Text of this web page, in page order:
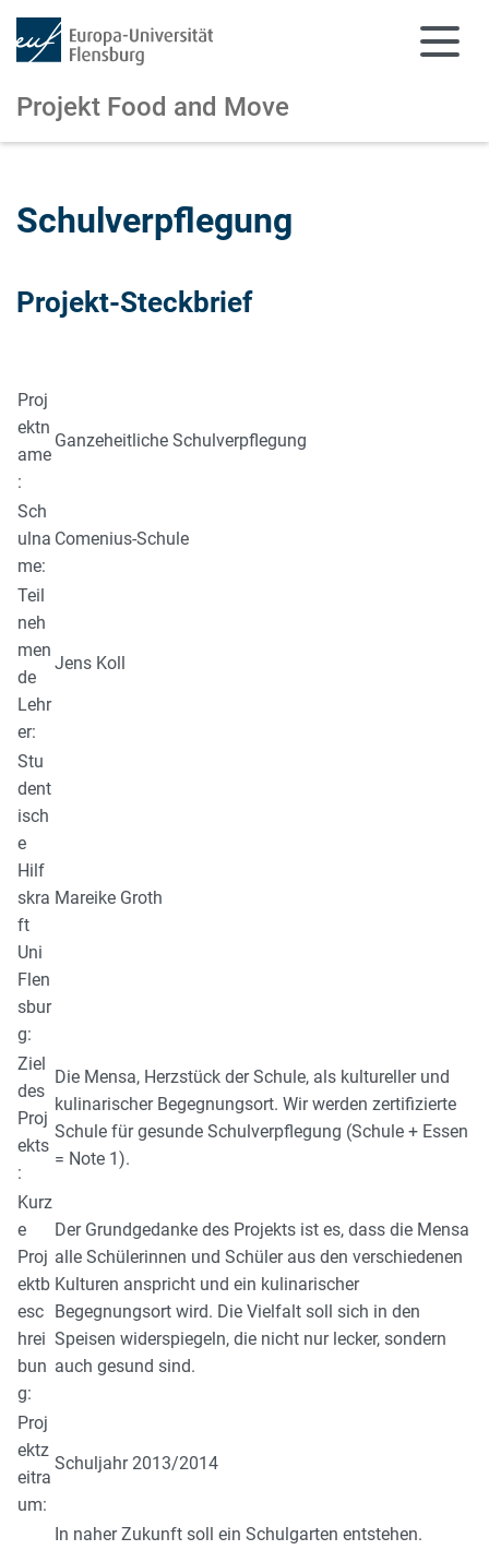
Projekt Food and Move
Schulverpflegung
Projekt-Steckbrief
Proj
ektn
ame
:
Ganzeheitliche Schulverpflegung
Sch
ulna
me:
Comenius-Schule
Teil
neh
men
de
Lehr
er:
Jens Koll
Stu
dent
isch
e
Hilf
skra
ft
Uni
Flen
sbur
g:
Mareike Groth
Ziel
des
Proj
ekts
:
Die Mensa, Herzstück der Schule, als kultureller und
kulinarischer Begegnungsort. Wir werden zertifizierte
Schule für gesunde Schulverpflegung (Schule + Essen
= Note 1).
Kurz
e
Proj
ektb
esc
hrei
bun
g:
Der Grundgedanke des Projekts ist es, dass die Mensa
alle Schülerinnen und Schüler aus den verschiedenen
Kulturen anspricht und ein kulinarischer
Begegnungsort wird. Die Vielfalt soll sich in den
Speisen widerspiegeln, die nicht nur lecker, sondern
auch gesund sind.
Proj
ektz
eitra
um:
Schuljahr 2013/2014
In naher Zukunft soll ein Schulgarten entstehen.